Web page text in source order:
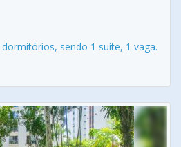
sendo 1 suíte, 1 vaga.